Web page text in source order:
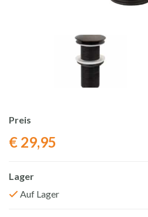
Preis
€ 29,95
Lager
Auf Lager